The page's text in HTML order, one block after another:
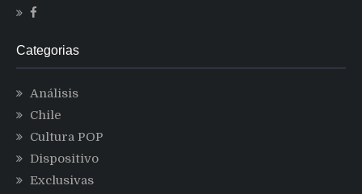
Categorias
Análisis
Chile
Cultura POP
Dispositivo
Exclusivas